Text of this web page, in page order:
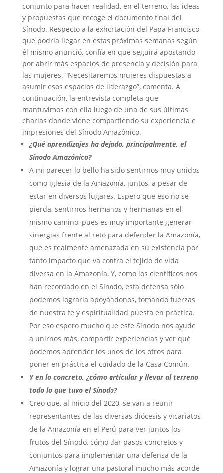
conjunto para hacer realidad, en el terreno, las ideas
y propuestas que recoge el documento final del
Sínodo. Respecto a la exhortación del Papa Francisco,
que podría llegar en estas próximas semanas según
él mismo anunció, confía en que seguirá apostando
por abrir más espacios de presencia y decisión para
las mujeres. “Necesitaremos mujeres dispuestas a
asumir esos espacios de liderazgo”, comenta. A
continuación, la entrevista completa que
mantuvimos con ella luego de una de sus últimas
charlas donde viene compartiendo su experiencia e
impresiones del Sínodo Amazónico.
¿Qué aprendizajes ha dejado, principalmente, el
Sínodo Amazónico?
A mi parecer lo bello ha sido sentirnos muy unidos
como iglesia de la Amazonía, juntos, a pesar de
estar en diversos lugares. Espero que eso no se
pierda, sentirnos hermanos y hermanas en el
mismo camino, pues es muy importante generar
sinergias frente al reto para defender la Amazonía,
que es realmente amenazada en su existencia por
tanto impacto que va contra el tejido de vida
diversa en la Amazonía. Y, como los científicos nos
han recordado en el Sínodo, esta defensa sólo
podemos lograrla apoyándonos, tomando fuerzas
de nuestra fe y espiritualidad puesta en práctica.
Por eso espero mucho que este Sínodo nos ayude
a unirnos más, compartir experiencias y ver qué
podemos aprender los unos de los otros para
poner en práctica el cuidado de la Casa Común.
Y en lo concreto, ¿cómo articular y llevar al terreno
todo lo que tuvo el Sínodo?
Creo que, al inicio del 2020, se van a reunir
representantes de las diversas diócesis y vicariatos
de la Amazonía en el Perú para ver juntos los
frutos del Sínodo, cómo dar pasos concretos y
conjuntos para implementar una defensa de la
Amazonía y lograr una pastoral mucho más acorde